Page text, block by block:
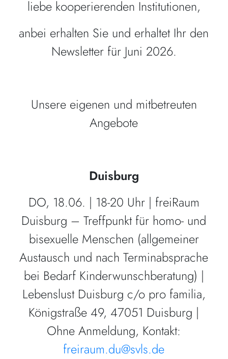
liebe kooperierenden Institutionen,
anbei erhalten Sie und erhaltet Ihr den
Newsletter für Juni 2026.
Unsere eigenen und mitbetreuten
Angebote
Duisburg
DO, 18.06. | 18-20 Uhr | freiRaum
Duisburg – Treffpunkt für homo- und
bisexuelle Menschen (allgemeiner
Austausch und nach Terminabsprache
bei Bedarf Kinderwunschberatung) |
Lebenslust Duisburg c/o pro familia,
Königstraße 49, 47051 Duisburg |
Ohne Anmeldung, Kontakt:
freiraum.du@svls.de